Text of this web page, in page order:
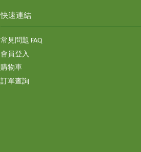
快速連結
常見問題 FAQ
會員登入
購物車
訂單查詢